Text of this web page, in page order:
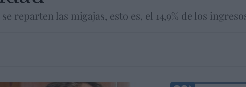
reparten las migajas, esto es, el 14,9% de los